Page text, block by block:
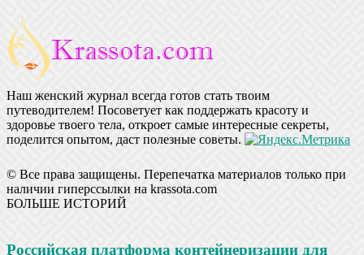
Наш женский журнал всегда готов стать твоим
путеводителем! Посоветует как поддержать красоту и
здоровье твоего тела, откроет самые интересные секреты,
поделится опытом, даст полезные советы.
© Все права защищены. Перепечатка материалов только при
наличии гиперссылки на krassota.com
БОЛЬШЕ ИСТОРИЙ
Российская платформа контейнеризации для